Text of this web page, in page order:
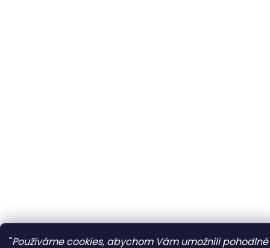
"Používáme cookies, abychom Vám umožnili pohodlné